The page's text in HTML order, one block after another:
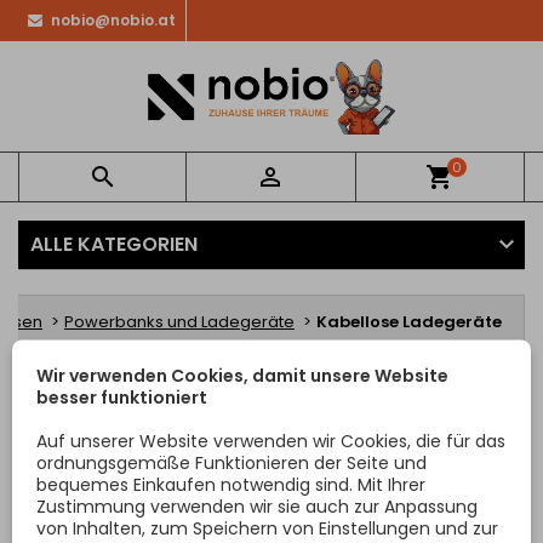
nobio@nobio.at
  shopping_cart0
ALLE KATEGORIEN
Powerbanks und Ladegeräte Kabellose Ladegeräte
KABELLOSE LADEGERÄTE
Sorry for the inconvenience.
Search again what you are looking for
Wir verwenden Cookies, damit unsere Website
besser funktioniert
Auf unserer Website verwenden wir Cookies, die für das
ordnungsgemäße Funktionieren der Seite und
bequemes Einkaufen notwendig sind. Mit Ihrer
Zustimmung verwenden wir sie auch zur Anpassung
von Inhalten, zum Speichern von Einstellungen und zur